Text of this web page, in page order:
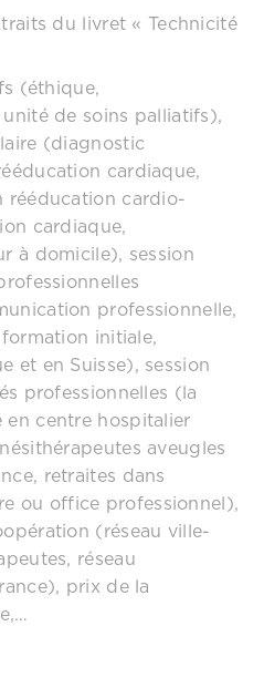
du livret « Technicité
(éthique,
de soins palliatifs),
(diagnostic
cardiaque,
rééducation cardio-
cardiaque,
à domicile), session
professionnelle,
initiale,
et en Suisse), session
professionnelles (la
en centre hospitalier
aveugles
retraites dans
ou office professionnel),
(réseau ville-
réseau
prix de la